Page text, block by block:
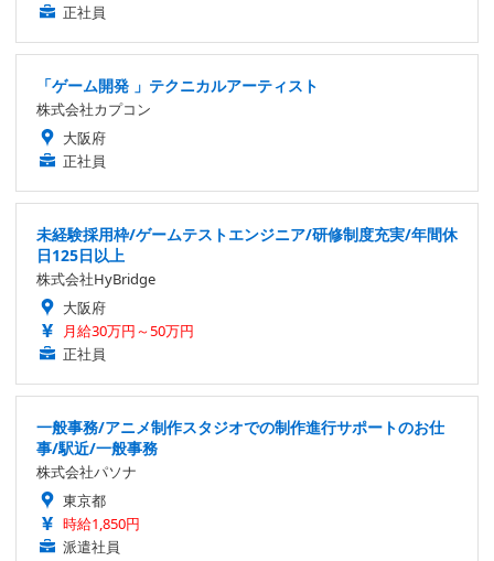
正社員
「ゲーム開発 」テクニカルアーティスト
株式会社カプコン
大阪府
正社員
未経験採用枠/ゲームテストエンジニア/研修制度充実/年間休
日125日以上
株式会社HyBridge
大阪府
月給30万円～50万円
正社員
一般事務/アニメ制作スタジオでの制作進行サポートのお仕
事/駅近/一般事務
株式会社パソナ
東京都
時給1,850円
派遣社員